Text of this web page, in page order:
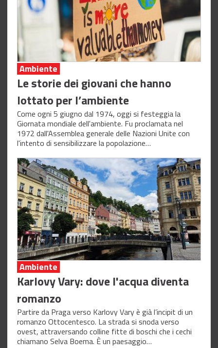
Ambiente
Le storie dei giovani che hanno
lottato per l’ambiente
Come ogni 5 giugno dal 1974, oggi si festeggia la
Giornata mondiale dell'ambiente. Fu proclamata nel
1972 dall'Assemblea generale delle Nazioni Unite con
l'intento di sensibilizzare la popolazione…
Ambiente
Karlovy Vary: dove l'acqua diventa
romanzo
Partire da Praga verso Karlovy Vary è già l’incipit di un
romanzo Ottocentesco. La strada si snoda verso
ovest, attraversando colline fitte di boschi che i cechi
chiamano Selva Boema. È un paesaggio…